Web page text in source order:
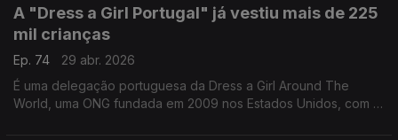
A "Dress a Girl Portugal" já vestiu mais de 225
mil crianças
Ep. 74
29 abr. 2026
É uma delegação portuguesa da Dress a Girl Around The
World, uma ONG fundada em 2009 nos Estados Unidos, com a